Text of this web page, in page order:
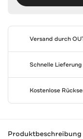
Versand durch
Schnelle
Kostenlose
Produktbeschreibung